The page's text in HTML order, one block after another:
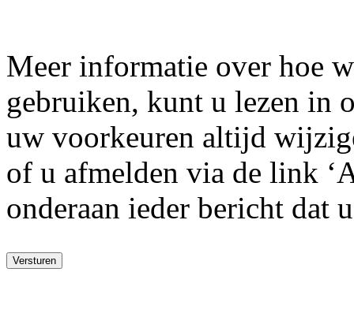
Meer informatie over hoe
gebruiken, kunt u lezen in
uw voorkeuren altijd
of u afmelden via de link
onderaan ieder bericht dat
Versturen